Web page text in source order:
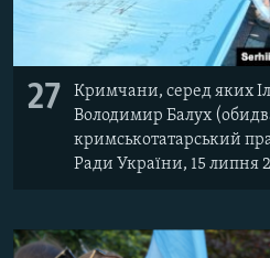
27
Кримчани, серед яких
Володимир Балух
кримськотатарський
Ради України, 15 липня